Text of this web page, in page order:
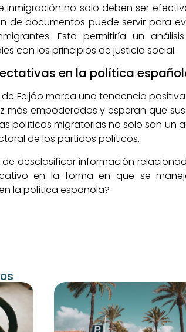
inmigración no solo deben ser
de documentos puede servir para
Esto permitiría un
con los principios de justicia social.
en la política
Feijóo marca una tendencia
más empoderados y esperan que
políticas migratorias no solo son un
de los partidos políticos.
de desclasificar información
en la forma en que se
la política española?